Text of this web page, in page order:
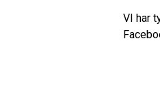
VI har